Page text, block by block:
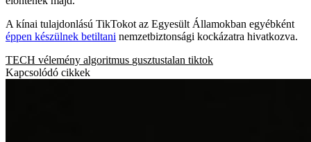
A kínai tulajdonlású TikTokot az Egyesült Államokban egyébként
éppen készülnek betiltani nemzetbiztonsági kockázatra hivatkozva.
TECH vélemény algoritmus gusztustalan tiktok
Kapcsolódó cikkek